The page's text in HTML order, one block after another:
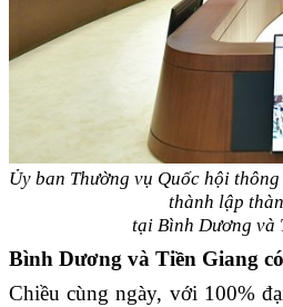
Ủy ban Thường vụ Quốc hội
thành lập
tại Bình Dương và
Bình Dương và Tiền Giang
Chiều cùng ngày, với 100%